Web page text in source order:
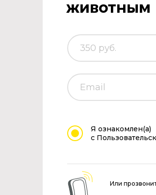
животным
Я ознакомлен(а)
с
Или